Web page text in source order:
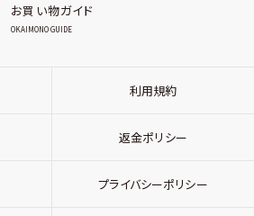
お買い物ガイド
OKAIMONO GUIDE
利用規約
返金ポリシー
プライバシーポリシー